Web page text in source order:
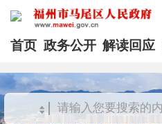
首页 政务公开 解读回应